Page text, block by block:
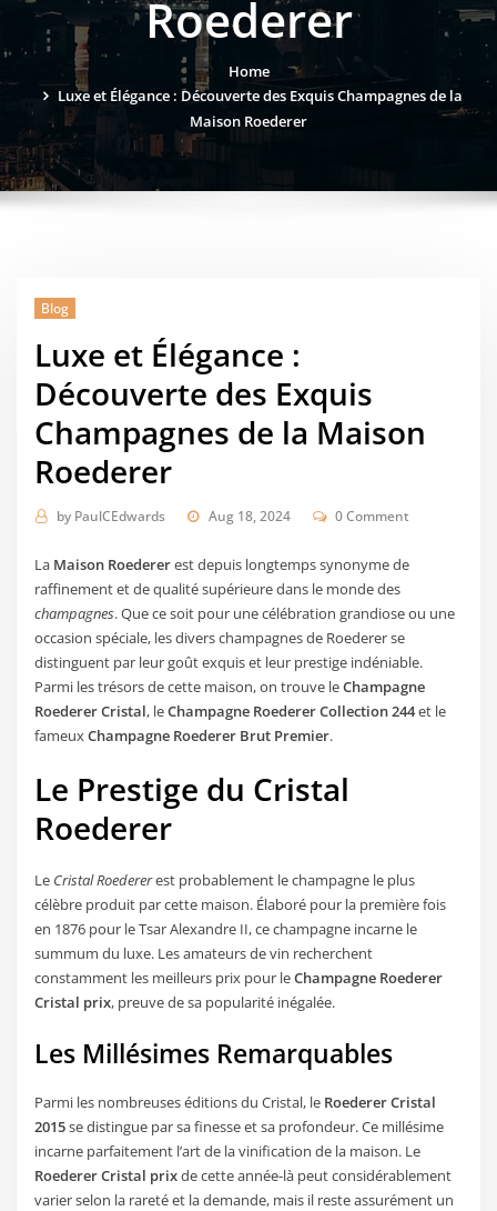
Roederer
Home
Luxe et Élégance : Découverte des Exquis Champagnes de la
Maison Roederer
Blog
Luxe et Élégance :
Découverte des Exquis
Champagnes de la Maison
Roederer
by PaulCEdwards Aug 18, 2024 0 Comment
La Maison Roedererest depuis longtemps synonyme de
raffinement et de qualité supérieure dans le monde des
champagnes. Que ce soit pour une célébration grandiose ou une
occasion spéciale, les divers champagnes de Roederer se
distinguent par leur goût exquis et leur prestige indéniable.
Parmi les trésors de cette maison, on trouve leChampagne
Roederer Cristal, leChampagne Roederer Collection 244et le
fameuxChampagne Roederer Brut Premier.
Le Prestige du Cristal
Roederer
Le Cristal Roedererest probablement le champagne le plus
célèbre produit par cette maison. Élaboré pour la première fois
en 1876 pour le Tsar Alexandre II, ce champagne incarne le
summum du luxe. Les amateurs de vin recherchent
constamment les meilleurs prix pour leChampagne Roederer
Cristal prix, preuve de sa popularité inégalée.
Les Millésimes Remarquables
Parmi les nombreuses éditions du Cristal, le Roederer Cristal
2015se distingue par sa finesse et sa profondeur. Ce millésime
incarne parfaitement l’art de la vinification de la maison. Le
Roederer Cristal prixde cette année-là peut considérablement
varier selon la rareté et la demande, mais il reste assurément un